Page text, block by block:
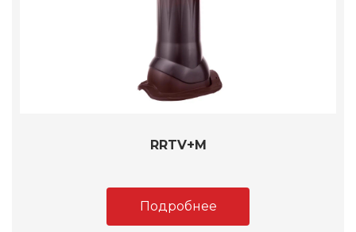
RRTV+M
Подробнее